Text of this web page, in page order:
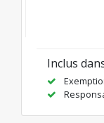
Inclus